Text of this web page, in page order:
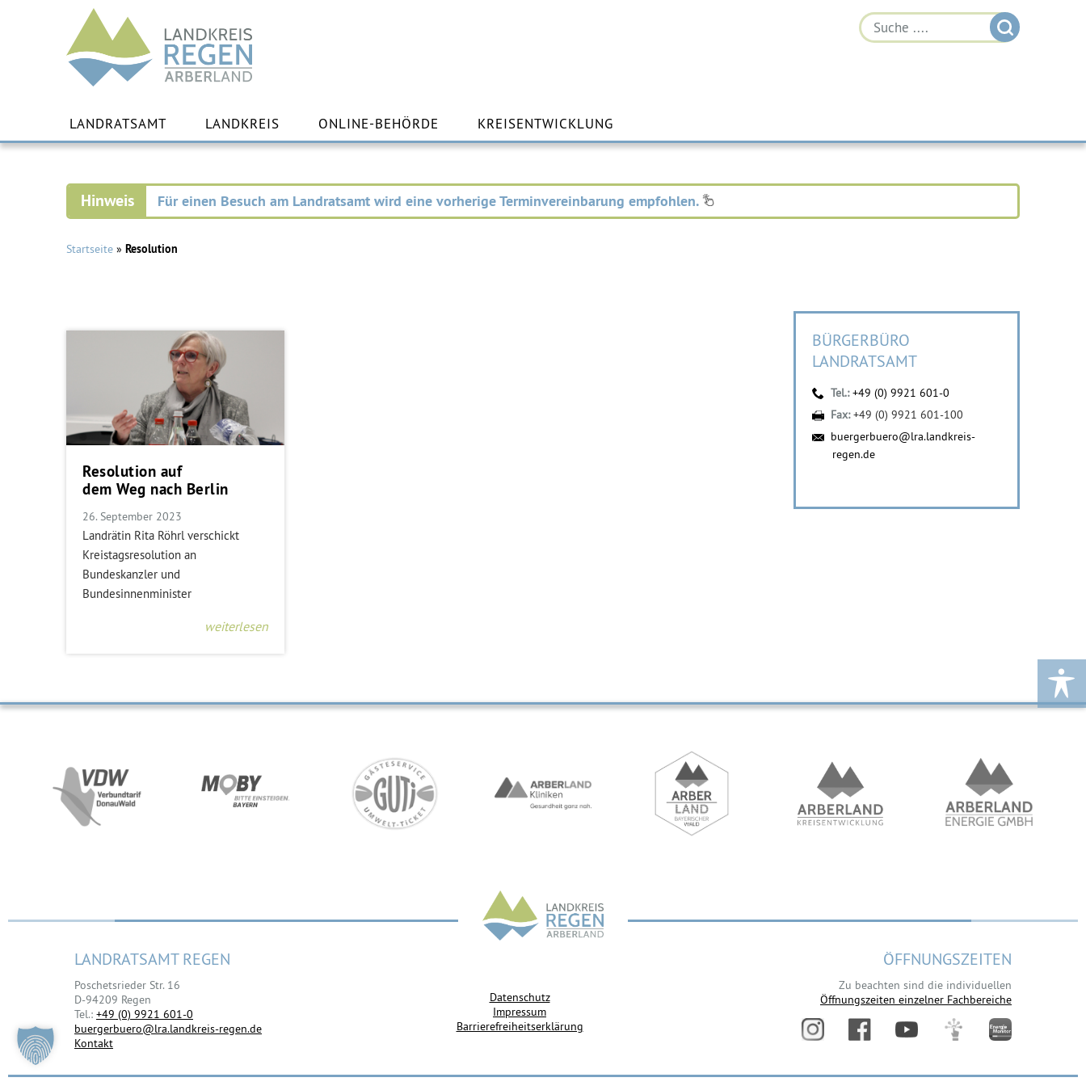
Landkreis
Regen
Inhalt
springen
LANDRATSAMT LANDKREIS ONLINE-BEHÖRDE KREISENTWICKLUNG
Für einen Besuch am Landratsamt wird eine vorherige Terminvereinbarung empfohlen.
Startseite » Resolution
Resolution auf
dem Weg nach Berlin
26. September 2023
Landrätin Rita Röhrl verschickt
Kreistagsresolution an
Bundeskanzler und
Bundesinnenminister
weiterlesen
BÜRGERBÜRO
LANDRATSAMT
Tel.:+49 (0) 9921 601-0
Fax:+49 (0) 9921 601-100
buergerbuero@lra.landkreis-
regen.de
LANDRATSAMT REGEN
Poschetsrieder Str. 16
D-94209 Regen
Tel.: +49 (0) 9921 601-0
buergerbuero@lra.landkreis-regen.de
Kontakt
Datenschutz
Impressum
Barrierefreiheitserklärung
ÖFFNUNGSZEITEN
Zu beachten sind die individuellen
Öffnungszeiten einzelner Fachbereiche